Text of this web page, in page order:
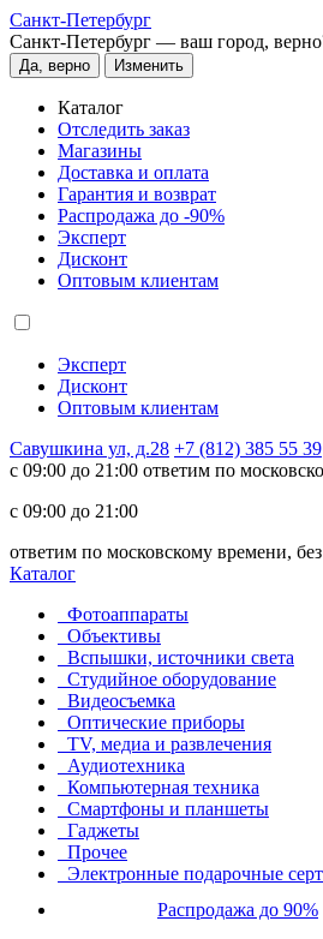
Санкт-Петербург
Санкт-Петербург — ваш город,
Да, верно Изменить
Каталог
Отследить заказ
Магазины
Доставка и оплата
Гарантия и возврат
Распродажа до -90%
Эксперт
Дисконт
Оптовым клиентам
Эксперт
Дисконт
Оптовым клиентам
Савушкина ул, д.28 +7 (812) 385 55 39
c 09:00 до 21:00 ответим по
c 09:00 до 21:00
ответим по московскому времени,
Каталог
Фотоаппараты
Объективы
Вспышки, источники света
Студийное оборудование
Видеосъемка
Оптические приборы
TV, медиа и развлечения
Аудиотехника
Компьютерная техника
Смартфоны и планшеты
Гаджеты
Прочее
Электронные подарочные
Распродажа до 90%